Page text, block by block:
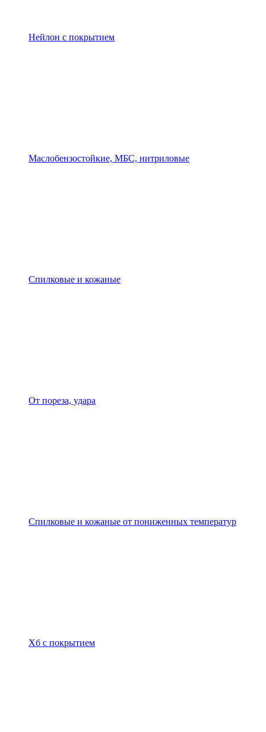
Нейлон с покрытием
Маслобензостойкие, МБС, нитриловые
Спилковые и кожаные
От пореза, удара
Спилковые и кожаные от пониженных температур
Хб с покрытием